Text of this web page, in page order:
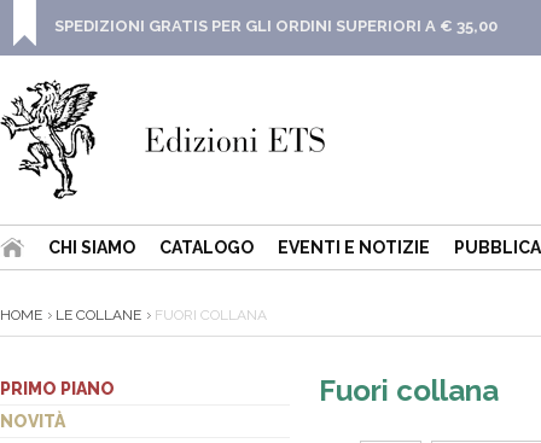
SPEDIZIONI GRATIS PER GLI ORDINI SUPERIORI A € 35,00
CHI SIAMO CATALOGO EVENTI E NOTIZIE
HOME LE COLLANE FUORI COLLANA
PRIMO PIANO
NOVITÀ
Fuori collana